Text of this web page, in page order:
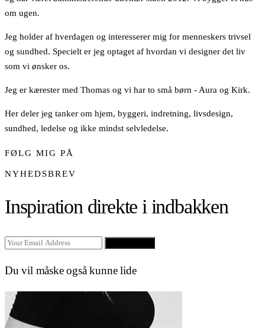
om ugen.
Jeg holder af hverdagen og interesserer mig for menneskers trivsel
og sundhed. Specielt er jeg optaget af hvordan vi designer det liv
som vi ønsker os.
Jeg er kærester med Thomas og vi har to små børn - Aura og Kirk.
Her deler jeg tanker om hjem, byggeri, indretning, livsdesign,
sundhed, ledelse og ikke mindst selvledelse.
FØLG MIG PÅ
NYHEDSBREV
Inspiration direkte i indbakken
Du vil måske også kunne lide